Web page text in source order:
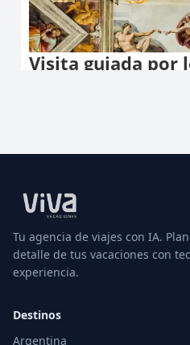
Tu agencia de viajes con IA.
detalle de tus vacaciones con
experiencia.
Destinos
Argentina